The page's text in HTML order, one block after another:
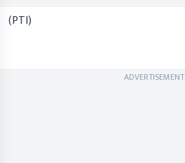
(PTI)
ADVERTISEMENT